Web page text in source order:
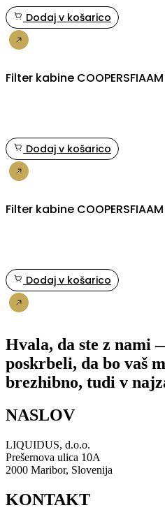
Dodaj v košarico
Filter kabine
Dodaj v košarico
Filter kabine
Dodaj v košarico
Hvala, da ste z nami
poskrbeli, da bo vaš
brezhibno, tudi v
NASLOV
LIQUIDUS, d.o.o.
Prešernova ulica 10A
2000 Maribor, Slovenija
KONTAKT